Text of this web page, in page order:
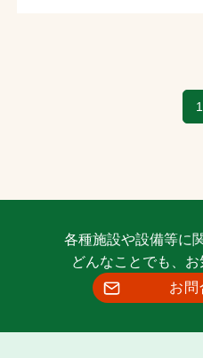
文字の見えづらさや操
1
各種施設や設備等に
どんなことでも、
お問